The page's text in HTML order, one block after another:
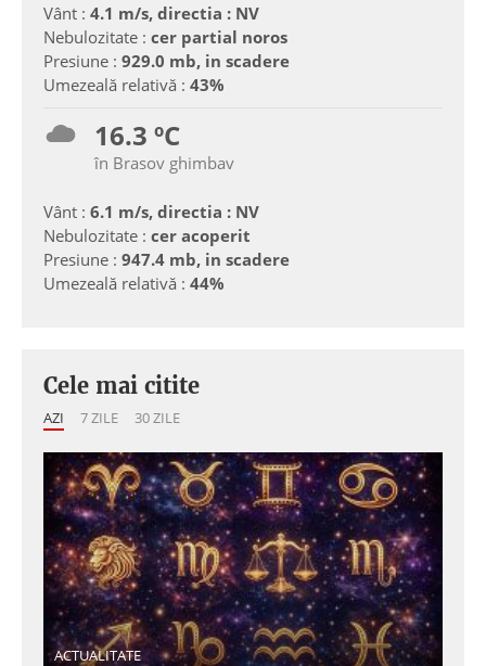
Vânt : 4.1 m/s, directia : NV
Nebulozitate : cer partial noros
Presiune : 929.0 mb, in scadere
Umezeală relativă : 43%
16.3 ºC
în Brasov ghimbav
Vânt : 6.1 m/s, directia : NV
Nebulozitate : cer acoperit
Presiune : 947.4 mb, in scadere
Umezeală relativă : 44%
Cele mai citite
AZI 7 ZILE 30 ZILE
ACTUALITATE